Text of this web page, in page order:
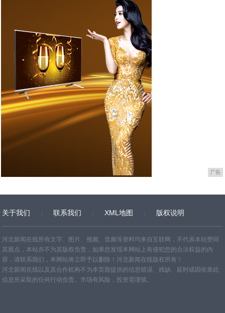
广告
关于我们 联系我们 XML地图 版权说明
网站地图 TXT
河北新闻在线所有文字、图片、视频、音频等资料均来自互联网，不代表本站赞同
其观点，本站亦不为其版权负责，如果您发现本网站上有侵犯您的合法权益的内
容，请联系我们，本网站将立即予以删除！河北新闻在线版权所有！
河北新闻在线以及其合作机构不为本页面提供的信息错误、残缺、延时或因依靠此
信息所采取的任何行动负责。市场有风险，投资需谨慎。